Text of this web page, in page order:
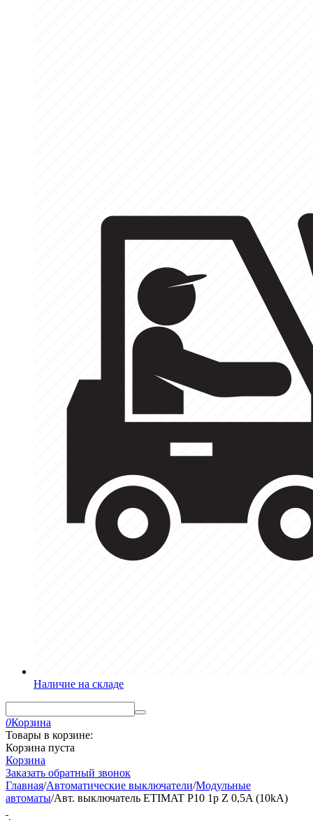
Наличие на складе
0Корзина
Товары в корзине:
Корзина пуста
Корзина
Заказать обратный звонок
Главная/Автоматические выключатели/Модульные
автоматы/Авт. выключатель ETIMAT P10 1p Z 0,5A (10kA)